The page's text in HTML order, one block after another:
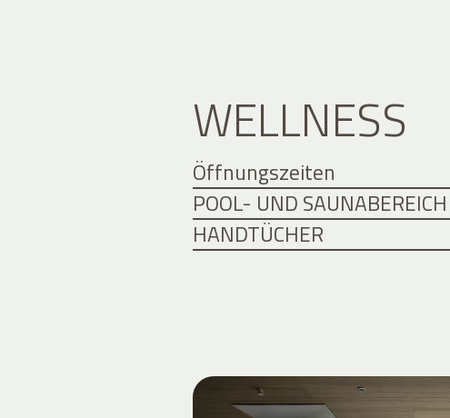
WELLNESS
Öffnungszeiten
POOL- UND SAUNABEREICH
HANDTÜCHER